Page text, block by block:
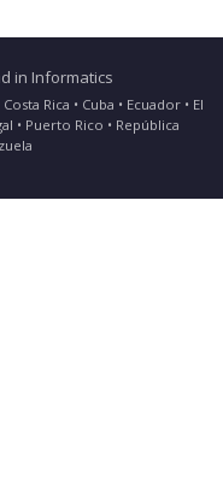
in Informatics
Rica • Cuba • Ecuador • El
• Puerto Rico • República